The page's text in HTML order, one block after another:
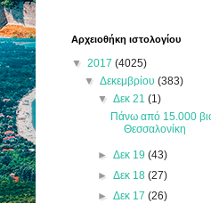
Αρχειοθήκη ιστολογίου
▼ 2017 (4025)
▼Δεκεμβρίου(383)
▼ Δεκ 21 (1)
Πάνω από 15.000
Θεσσαλονίκη
► Δεκ 19 (43)
► Δεκ 18 (27)
► Δεκ 17 (26)